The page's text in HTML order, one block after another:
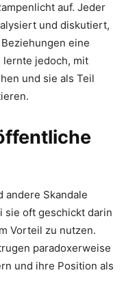
auf. Jeder
und diskutiert,
eine
lernte jedoch, mit
und sie als Teil
andere Skandale
sie oft geschickt darin
Vorteil zu nutzen.
paradoxerweise
und ihre Position als